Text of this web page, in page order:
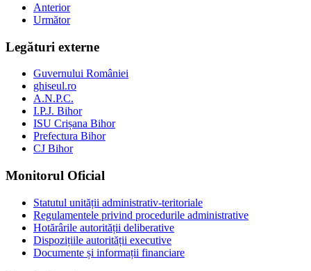
Anterior
Următor
Legături externe
Guvernului României
ghiseul.ro
A.N.P.C.
I.P.J. Bihor
ISU Crișana Bihor
Prefectura Bihor
CJ Bihor
Monitorul Oficial
Statutul unității administrativ-teritoriale
Regulamentele privind procedurile administrative
Hotărârile autorității deliberative
Dispozițiile autorității executive
Documente și informații financiare